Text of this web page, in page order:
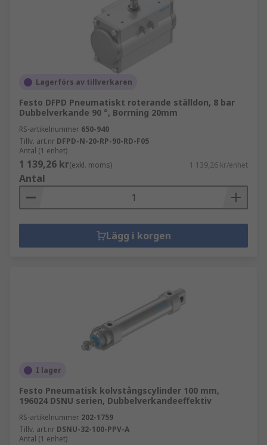
Lagerförs av tillverkaren
Festo DFPD Pneumatiskt roterande ställdon, 8 bar
Dubbelverkande 90 °, Borrning 20mm
RS-artikelnummer 650-940
Tillv. art.nr DFPD-N-20-RP-90-RD-F05
Antal (1 enhet)
1 139,26 kr(exkl. moms) 1 139,26 kr/enhet
Antal
Lägg i korgen
I lager
Festo Pneumatisk kolvstångscylinder 100 mm,
196024 DSNU serien, Dubbelverkandeeffektiv
RS-artikelnummer 202-1759
Tillv. art.nr DSNU-32-100-PPV-A
Antal (1 enhet)